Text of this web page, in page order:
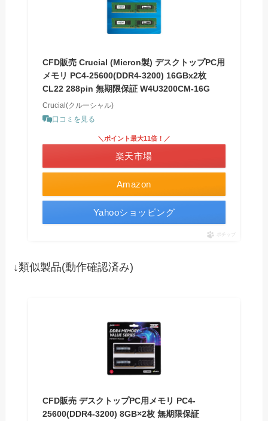
CFD販売 Crucial (Micron製) デスクトップPC用
メモリ PC4-25600(DDR4-3200) 16GBx2枚
CL22 288pin 無期限保証 W4U3200CM-16G
Crucial(クルーシャル)
口コミを見る
Amazon
＼ポイント最大11倍！／
楽天市場
Yahooショッピング
ポチップ
↓類似製品(動作確認済み)
CFD販売 デスクトップPC用メモリ PC4-
25600(DDR4-3200) 8GB×2枚 無期限保証